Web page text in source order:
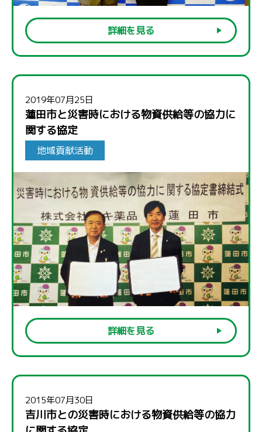
詳細を見る
2019年07月25日
蓮田市と災害時における物資供給等の協力に
関する協定
地域貢献活動
詳細を見る
2015年07月30日
吉川市との災害時における物資供給等の協力